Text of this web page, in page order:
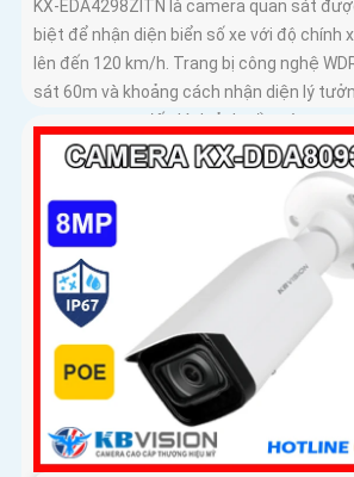
KX-EDA4298ZITN là camera quan sát
biệt để nhận diện biển số xe với độ chính
lên đến 120 km/h. Trang bị công nghệ
sát 60m và khoảng cách nhận diện lý
camera mang đến hình ảnh sắc nét trong
sáng